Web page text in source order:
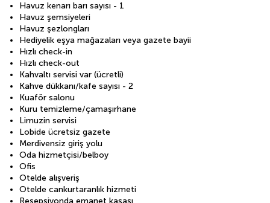
Havuz kenarı barı sayısı - 1
Havuz şemsiyeleri
Havuz şezlongları
Hediyelik eşya mağazaları veya gazete bayii
Hızlı check-in
Hızlı check-out
Kahvaltı servisi var (ücretli)
Kahve dükkanı/kafe sayısı - 2
Kuaför salonu
Kuru temizleme/çamaşırhane
Limuzin servisi
Lobide ücretsiz gazete
Merdivensiz giriş yolu
Oda hizmetçisi/belboy
Ofis
Otelde alışveriş
Otelde cankurtaranlık hizmeti